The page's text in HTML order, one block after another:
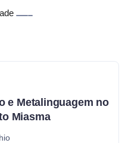
e Metalinguagem no
Miasma